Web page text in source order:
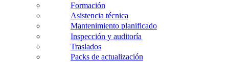
Formación
Asistencia técnica
Mantenimiento planificado
Inspección y auditoría
Traslados
Packs de actualización